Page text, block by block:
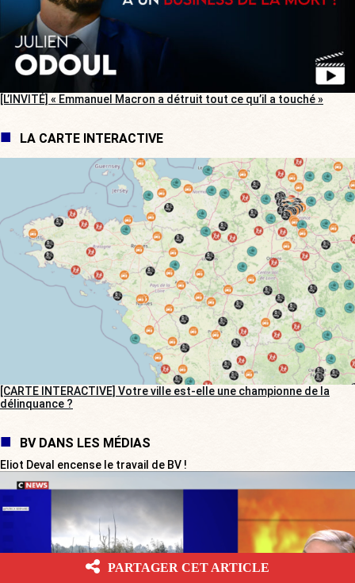
[L’INVITÉ] « Emmanuel Macron a détruit tout ce qu’il a touché »
LA CARTE INTERACTIVE
[CARTE INTERACTIVE] Votre ville est-elle une championne de la
délinquance ?
BV DANS LES MÉDIAS
Eliot Deval encense le travail de BV !
PARTAGER CET ARTICLE